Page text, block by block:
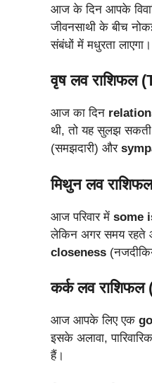
आज के दिन आपके
जीवनसाथी के बीच
संबंधों में मधुरता
वृष लव राशिफल
आज का दिन
थी, तो यह सुलझ सकती
(समझदारी) और
मिथुन लव
आज परिवार में some
लेकिन अगर समय रहते
closeness
कर्क लव
आज आपके लिए एक
इसके अलावा,
हैं।